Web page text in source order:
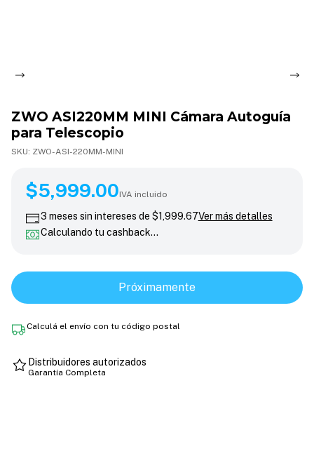
ZWO ASI220MM MINI Cámara Autoguía
para Telescopio
SKU: ZWO-ASI-220MM-MINI
$5,999.00
$5,999.00IVA incluido
3 meses sin intereses de $1,999.67Ver más detalles
Calculando tu cashback…
Calculá el envío con tu código postal
Distribuidores autorizados
Garantía Completa